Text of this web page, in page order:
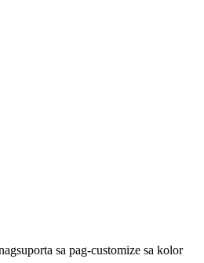
sa pag-customize sa kolor